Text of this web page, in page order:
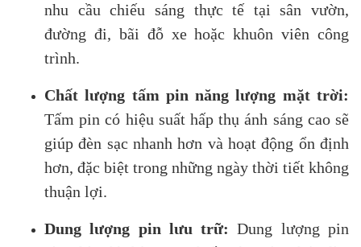
nhu cầu chiếu sáng thực tế tại sân vườn,
đường đi, bãi đỗ xe hoặc khuôn viên công
trình.
Chất lượng tấm pin năng lượng mặt trời:
Tấm pin có hiệu suất hấp thụ ánh sáng cao sẽ
giúp đèn sạc nhanh hơn và hoạt động ổn định
hơn, đặc biệt trong những ngày thời tiết không
thuận lợi.
Dung lượng pin lưu trữ:Dung lượng pin